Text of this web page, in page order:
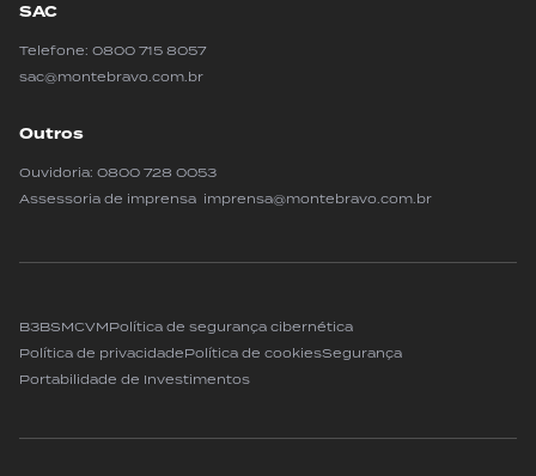
SAC
Telefone: 0800 715 8057
sac@montebravo.com.br
Outros
Ouvidoria: 0800 728 0053
Assessoria de imprensa imprensa@montebravo.com.br
B3BSMCVMPolítica de segurança cibernética
Política de privacidadePolítica de cookiesSegurança
Portabilidade de Investimentos